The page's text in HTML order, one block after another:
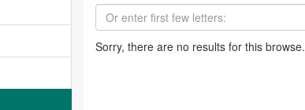
Sorry, there are no results for this browse.